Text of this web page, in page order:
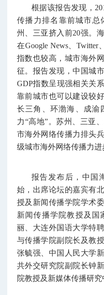
根据该报告发现，
传播力排名靠前城市总
州、三亚挤入前20强。
在Google News、Twitter
指数也较高，城市海外
征。报告发现，中国城
GDP指数呈现强相关关
靠前城市也可以建设较
长三角、环渤海、成渝
力“高地”。苏州、三亚
市海外网络传播力排头
级城市海外网络传播力进
报告发布后，中国
始，出席论坛的嘉宾有
授及新闻传播学院学术
新闻传播学院教授及国
丽、大连外国语大学特
与传播学院副院长及教
张毓强、中国人民大学
共外交研究院副院长钟
院教授及新媒体传播研究